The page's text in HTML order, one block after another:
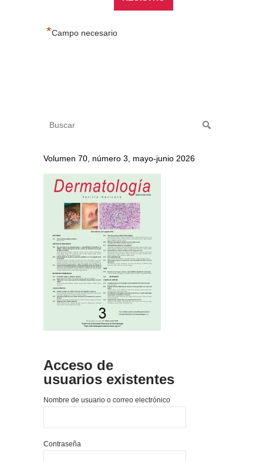
*Campo necesario
Volumen 70, número 3, mayo-junio 2026
Acceso de
usuarios existentes
Nombre de usuario o correo electrónico
Contraseña